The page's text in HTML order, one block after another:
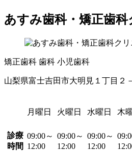
あすみ歯科・矯正歯科
矯正歯科 歯科 小児歯科
山梨県富士吉田市大明見１丁目２
月曜日 火曜日 水曜日 木
診療
時間
09:00～
12:00
09:00～
12:00
09:00～
12:00